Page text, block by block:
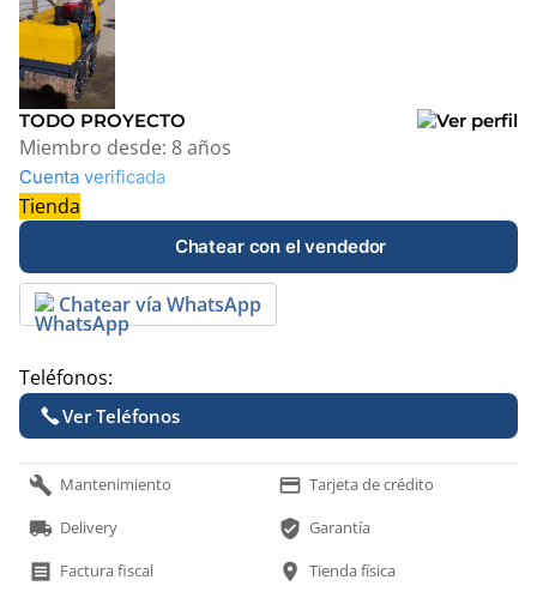
+
−
TODO PROYECTO
Miembro desde: 8 años
Cuenta verificada
Tienda
Chatear con el vendedor
Chatear vía WhatsApp
Teléfonos:
Ver Teléfonos
build Mantenimiento payment Tarjeta de crédito
local_shipping Delivery verified_user Garantía
receipt Factura fiscal location_on Tienda física